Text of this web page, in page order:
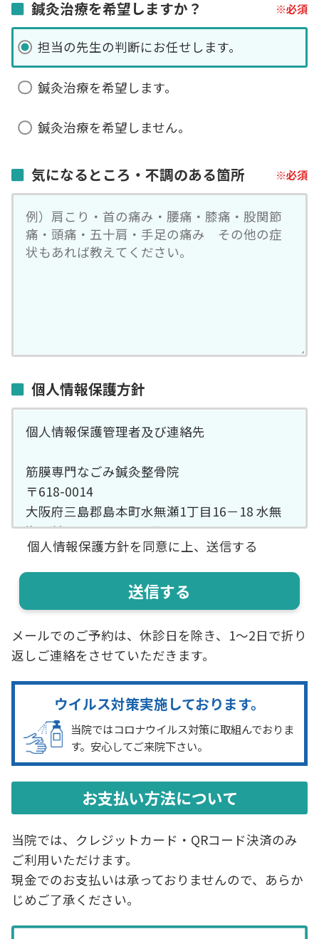
鍼灸治療を希望しますか？
担当の先生の判断にお任せします。
鍼灸治療を希望します。
鍼灸治療を希望しません。
気になるところ・不調のある箇所
個人情報保護方針
個人情報保護管理者及び連絡先
筋膜専門なごみ鍼灸整骨院
〒618-0014
大阪府三島郡島本町水無瀬1丁目16－18 水無
瀬駅前SSマンション1階
TEL 075-600-9796
ご記入頂きました個人情報は、お問い合わ
せ・ご来店予約において、予約手続き、予約管
理、郵便・電話及びEメールによる情報提供、
統計データを活用したマーケティング活動の
用目的又は法令等に基づく要請の範囲を超え
た利用は致しません。
（個人情報の提供・委託）
ご提供頂きました個人情報は、法令の定めな
どにより、第三者に提供する場合があります。
あらかじめ同意いただいた範囲を超えて、第
三者に提供することはありません。
利用目的を達成するために必要な範囲内で、
当社の個人情報保護基準に合格した委託先に
個人情報の取り扱いを委託することがありま
す。
個人情報保護方針を同意に上、送信する
メールでのご予約は、休診日を除き、1〜2日で折り
返しご連絡をさせていただきます。
ウイルス対策実施しております。
当院ではコロナウイルス対策に取組んでおりま
す。安心してご来院下さい。
お支払い方法について
当院では、クレジットカード・QRコード決済のみ
ご利用いただけます。
現金でのお支払いは承っておりませんので、あらか
じめご了承ください。